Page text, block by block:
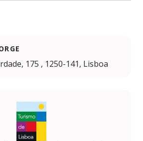
175 , 1250-141, Lisboa